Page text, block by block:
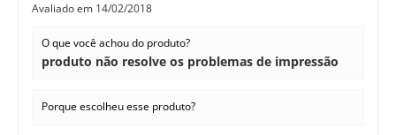
Avaliado em 14/02/2018
O que você achou do produto?
produto não resolve os problemas de impressão
Porque escolheu esse produto?